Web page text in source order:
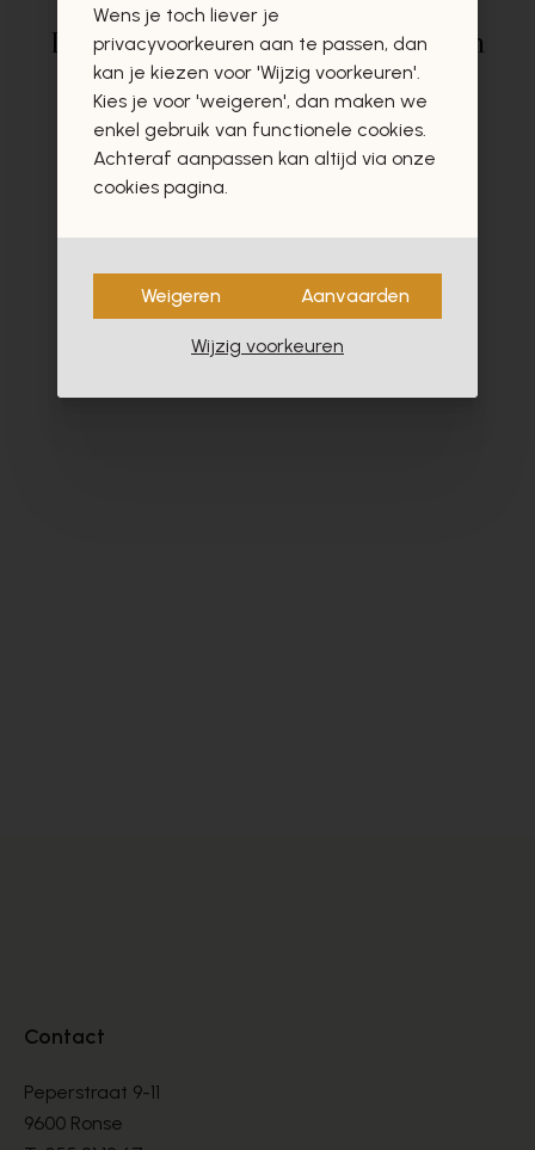
Deze producten zullen u zeker en
vast ook interesseren
- 60%
Contact
Peperstraat 9-11
9600 Ronse
Wens je toch liever je
privacyvoorkeuren aan te passen, dan
kan je kiezen voor 'Wijzig voorkeuren'.
Kies je voor 'weigeren', dan maken we
enkel gebruik van functionele cookies.
Achteraf aanpassen kan altijd via onze
cookies pagina.
Weigeren Aanvaarden
Wijzig voorkeuren